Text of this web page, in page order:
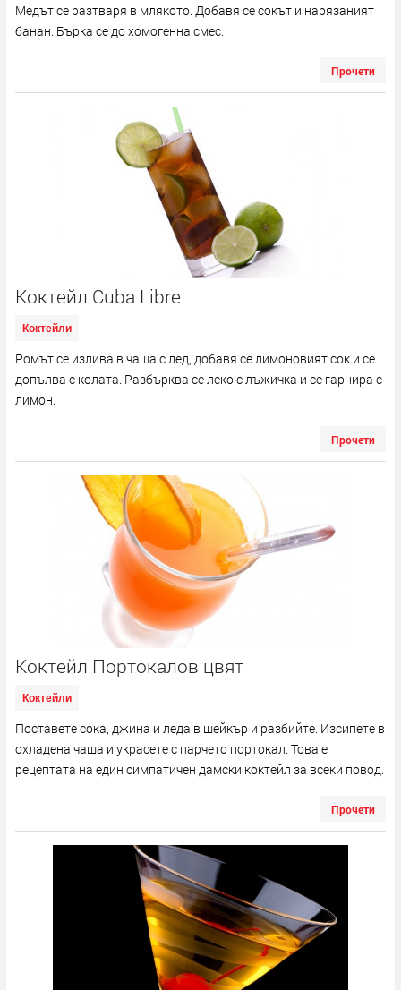
Медът се разтваря в млякото. Добавя се сокът и нарязаният
банан. Бърка се до хомогенна смес.
Прочети
Коктейл Cuba Libre
Коктейли
Ромът се излива в чаша с лед, добавя се лимоновият сок и се
допълва с колата. Разбърква се леко с лъжичка и се гарнира с
лимон.
Прочети
Коктейл Портокалов цвят
Коктейли
Поставете сока, джина и леда в шейкър и разбийте. Изсипете в
охладена чаша и украсете с парчето портокал. Това е
рецептата на един симпатичен дамски коктейл за всеки повод.
Прочети